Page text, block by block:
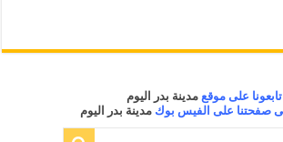
تابعونا على موقع مدينة بدر اليوم
صفحتنا على الفيس بوك مدينة بدر اليوم